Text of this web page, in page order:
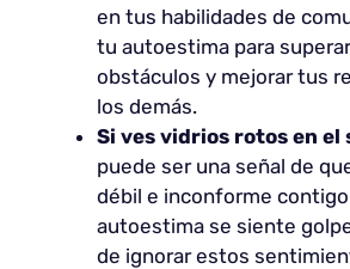
en tus habilidades de
tu autoestima para
obstáculos y mejorar tus
los demás.
Si ves vidrios rotos en el
puede ser una señal de
débil e inconforme
autoestima se siente
de ignorar estos